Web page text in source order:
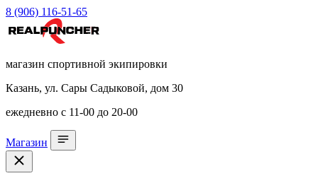
8 (906) 116-51-65
магазин спортивной экипировки
Казань, ул. Сары Садыковой, дом 30
ежедневно с 11-00 до 20-00
Магазин